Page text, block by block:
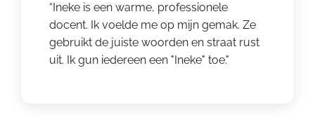
“Ineke is een warme, professionele
docent. Ik voelde me op mijn gemak. Ze
gebruikt de juiste woorden en straat rust
uit. Ik gun iedereen een "Ineke" toe."